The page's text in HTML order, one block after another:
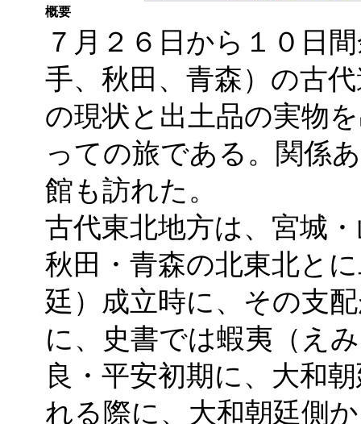
概要
７月２６日から１０日
手、秋田、青森）の古
の現状と出土品の実物
っての旅である。関係
館も訪れた。
古代東北地方は、宮城
秋田・青森の北東北と
廷）成立時に、その支
に、史書では蝦夷（え
良・平安初期に、大和
れる際に、大和朝廷側